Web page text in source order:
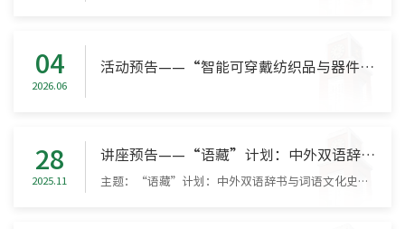
04
2026.06
活动预告——“智能可穿戴纺织品与器件”学术沙龙
28
2025.11
讲座预告——“语藏”计划：中外双语辞书与词语文化史研究的新起点
主题：“语藏”计划：中外双语辞书与词语文化史研究的新起点主讲人：陈明教授（北京大学）时间：2025年11月28日周五19:00-21:00地点：25-612主办单位：浙江理工大学外国语学院摘要：外语使用和双语辞书编纂在中国有着悠久的历史。中外双语辞书的谱系复杂，具有时间长、区域广、语种多、词语丰、内涵深等多个特点，且与陆海丝绸之路的中外文化交流密不可分。在“一带一路”的新视野下，北京大学正在推进的“语藏”计划，对六朝到...